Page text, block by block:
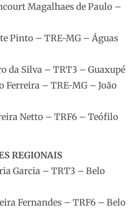
Magalhaes de Paulo –
Pinto – TRE-MG – Águas
da Silva – TRT3 – Guaxupé
Ferreira – TRE-MG – João
Netto – TRF6 – Teófilo
REGIONAIS
Garcia – TRT3 – Belo
Fernandes – TRF6 – Belo